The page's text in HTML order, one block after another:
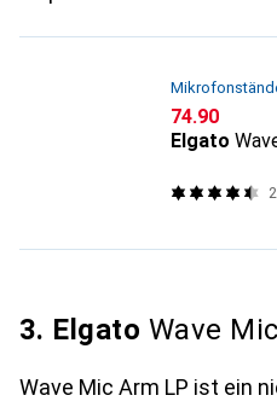
CHF
74.90
Elgato
3. Elgato Wave
Wave Mic Arm LP ist ein